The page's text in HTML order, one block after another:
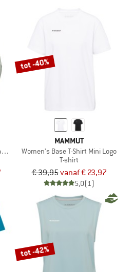
tot -40%
MAMMUT
Women's Base T-Shirt Mini Logo
T-shirt
€ 39,95vanaf € 23,97
5,0(1)
tot -42%